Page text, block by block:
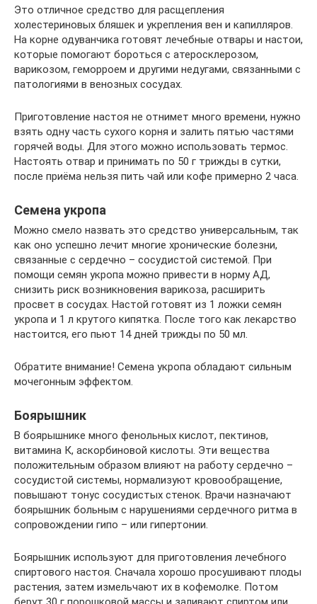
Это отличное средство для расщепления
холестериновых бляшек и укрепления вен и капилляров.
На корне одуванчика готовят лечебные отвары и настои,
которые помогают бороться с атеросклерозом,
варикозом, геморроем и другими недугами, связанными с
патологиями в венозных сосудах.
Приготовление настоя не отнимет много времени, нужно
взять одну часть сухого корня и залить пятью частями
горячей воды. Для этого можно использовать термос.
Настоять отвар и принимать по 50 г трижды в сутки,
после приёма нельзя пить чай или кофе примерно 2 часа.
Семена укропа
Можно смело назвать это средство универсальным, так
как оно успешно лечит многие хронические болезни,
связанные с сердечно – сосудистой системой. При
помощи семян укропа можно привести в норму АД,
снизить риск возникновения варикоза, расширить
просвет в сосудах. Настой готовят из 1 ложки семян
укропа и 1 л крутого кипятка. После того как лекарство
настоится, его пьют 14 дней трижды по 50 мл.
Обратите внимание! Семена укропа обладают сильным
мочегонным эффектом.
Боярышник
В боярышнике много фенольных кислот, пектинов,
витамина К, аскорбиновой кислоты. Эти вещества
положительным образом влияют на работу сердечно –
сосудистой системы, нормализуют кровообращение,
повышают тонус сосудистых стенок. Врачи назначают
боярышник больным с нарушениями сердечного ритма в
сопровождении гипо – или гипертонии.
Боярышник используют для приготовления лечебного
спиртового настоя. Сначала хорошо просушивают плоды
растения, затем измельчают их в кофемолке. Потом